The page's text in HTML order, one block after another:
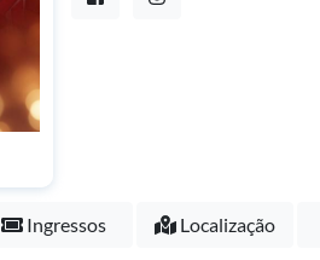
Ingressos Localização